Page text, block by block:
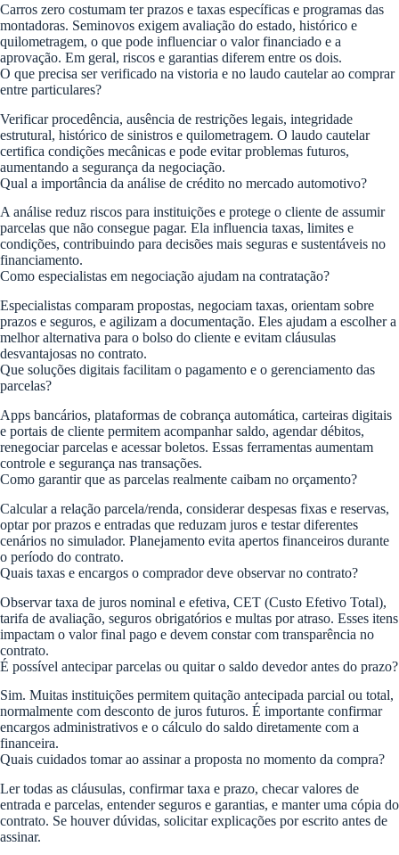
Carros zero costumam ter prazos e taxas específicas e programas das
montadoras. Seminovos exigem avaliação do estado, histórico e
quilometragem, o que pode influenciar o valor financiado e a
aprovação. Em geral, riscos e garantias diferem entre os dois.
O que precisa ser verificado na vistoria e no laudo cautelar ao comprar
entre particulares?
Verificar procedência, ausência de restrições legais, integridade
estrutural, histórico de sinistros e quilometragem. O laudo cautelar
certifica condições mecânicas e pode evitar problemas futuros,
aumentando a segurança da negociação.
Qual a importância da análise de crédito no mercado automotivo?
A análise reduz riscos para instituições e protege o cliente de assumir
parcelas que não consegue pagar. Ela influencia taxas, limites e
condições, contribuindo para decisões mais seguras e sustentáveis no
financiamento.
Como especialistas em negociação ajudam na contratação?
Especialistas comparam propostas, negociam taxas, orientam sobre
prazos e seguros, e agilizam a documentação. Eles ajudam a escolher a
melhor alternativa para o bolso do cliente e evitam cláusulas
desvantajosas no contrato.
Que soluções digitais facilitam o pagamento e o gerenciamento das
parcelas?
Apps bancários, plataformas de cobrança automática, carteiras digitais
e portais de cliente permitem acompanhar saldo, agendar débitos,
renegociar parcelas e acessar boletos. Essas ferramentas aumentam
controle e segurança nas transações.
Como garantir que as parcelas realmente caibam no orçamento?
Calcular a relação parcela/renda, considerar despesas fixas e reservas,
optar por prazos e entradas que reduzam juros e testar diferentes
cenários no simulador. Planejamento evita apertos financeiros durante
o período do contrato.
Quais taxas e encargos o comprador deve observar no contrato?
Observar taxa de juros nominal e efetiva, CET (Custo Efetivo Total),
tarifa de avaliação, seguros obrigatórios e multas por atraso. Esses itens
impactam o valor final pago e devem constar com transparência no
contrato.
É possível antecipar parcelas ou quitar o saldo devedor antes do prazo?
Sim. Muitas instituições permitem quitação antecipada parcial ou total,
normalmente com desconto de juros futuros. É importante confirmar
encargos administrativos e o cálculo do saldo diretamente com a
financeira.
Quais cuidados tomar ao assinar a proposta no momento da compra?
Ler todas as cláusulas, confirmar taxa e prazo, checar valores de
entrada e parcelas, entender seguros e garantias, e manter uma cópia do
contrato. Se houver dúvidas, solicitar explicações por escrito antes de
assinar.